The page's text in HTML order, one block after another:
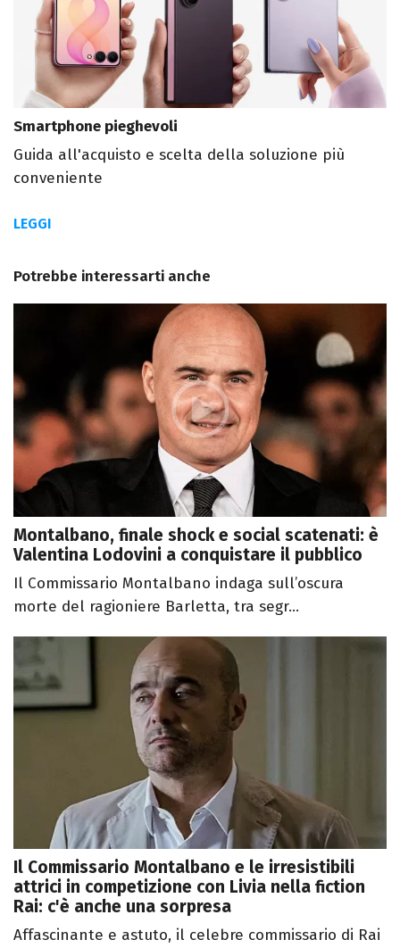
Smartphone pieghevoli
Guida all'acquisto e scelta della soluzione più
conveniente
LEGGI
Potrebbe interessarti anche
Montalbano, finale shock e social scatenati: è
Valentina Lodovini a conquistare il pubblico
Il Commissario Montalbano indaga sull’oscura
morte del ragioniere Barletta, tra segr...
Il Commissario Montalbano e le irresistibili
attrici in competizione con Livia nella fiction
Rai: c'è anche una sorpresa
Affascinante e astuto, il celebre commissario di Rai